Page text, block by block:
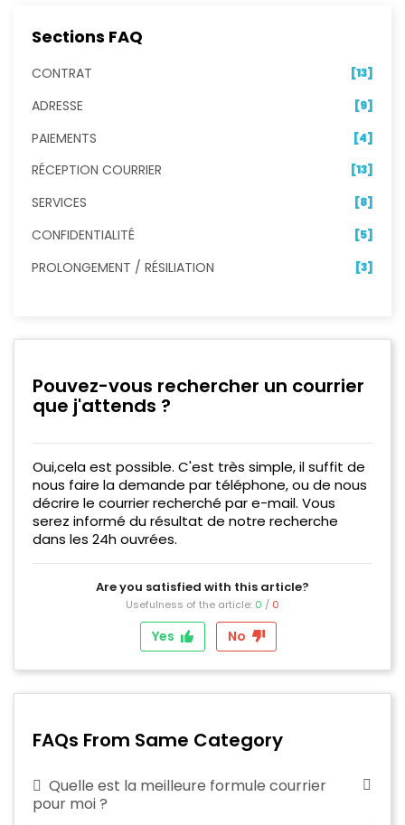
Sections FAQ
CONTRAT [13]
ADRESSE [9]
PAIEMENTS [4]
RÉCEPTION COURRIER [13]
SERVICES [8]
CONFIDENTIALITÉ [5]
PROLONGEMENT / RÉSILIATION [3]
Pouvez-vous rechercher un courrier
que j'attends ?
Oui,cela est possible. C'est très simple, il suffit de
nous faire la demande par téléphone, ou de nous
décrire le courrier recherché par e-mail. Vous
serez informé du résultat de notre recherche
dans les 24h ouvrées.
Are you satisfied with this article?
Usefulness of the article: 0 / 0
Yes No
FAQs From Same Category
Quelle est la meilleure formule courrier
pour moi ?